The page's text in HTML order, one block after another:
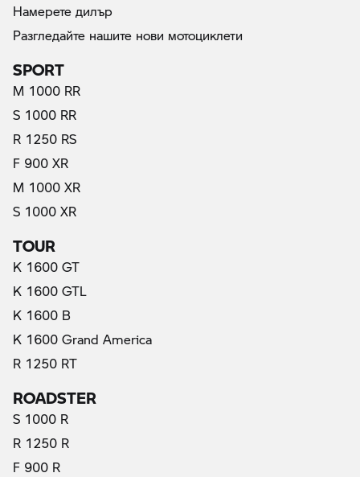
Намерете дилър
Разгледайте нашите нови мотоциклети
SPORT
M 1000 RR
S 1000 RR
R 1250 RS
F 900 XR
M 1000 XR
S 1000 XR
TOUR
K 1600 GT
K 1600 GTL
K 1600 B
K 1600 Grand America
R 1250 RT(актуални)
ROADSTER
S 1000 R
R 1250 R
F 900 R